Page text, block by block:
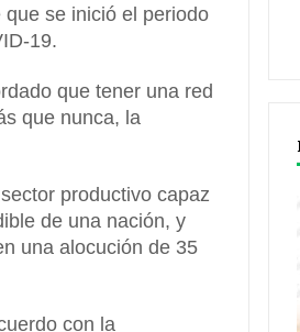
se inició el periodo
19.
que tener una red
que nunca, la
productivo capaz
de una nación, y
una alocución de 35
con la